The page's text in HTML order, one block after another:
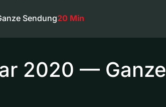
Sendung20 Min
2020 — Ganze